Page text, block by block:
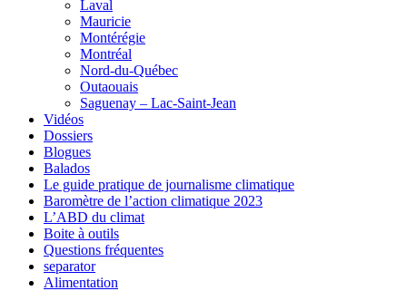
Laval
Mauricie
Montérégie
Montréal
Nord-du-Québec
Outaouais
Saguenay – Lac-Saint-Jean
Vidéos
Dossiers
Blogues
Balados
Le guide pratique de journalisme climatique
Baromètre de l’action climatique 2023
L’ABD du climat
Boite à outils
Questions fréquentes
separator
Alimentation